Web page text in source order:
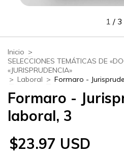
1 / 3
Inicio >
SELECCIONES TEMÁTICAS DE
«JURISPRUDENCIA»
> Laboral > Formaro -
Formaro -
laboral, 3
$23.97 USD